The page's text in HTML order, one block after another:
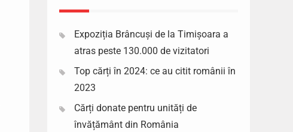
Expoziția Brâncuși de la Timișoara a
atras peste 130.000 de vizitatori
Top cărți în 2024: ce au citit românii în
2023
Cărți donate pentru unități de
învățământ din România